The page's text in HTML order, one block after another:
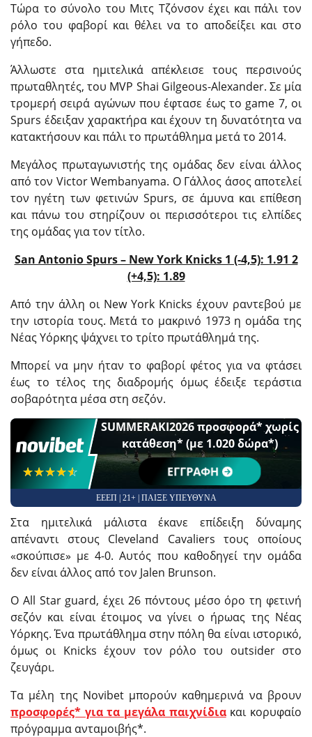
Τώρα το σύνολο του Μιτς Τζόνσον έχει και πάλι τον
ρόλο του φαβορί και θέλει να το αποδείξει και στο
γήπεδο.
Άλλωστε στα ημιτελικά απέκλεισε τους περσινούς
πρωταθλητές, του MVP Shai Gilgeous-Alexander. Σε μία
τρομερή σειρά αγώνων που έφτασε έως το game 7, οι
Spurs έδειξαν χαρακτήρα και έχουν τη δυνατότητα να
κατακτήσουν και πάλι το πρωτάθλημα μετά το 2014.
Μεγάλος πρωταγωνιστής της ομάδας δεν είναι άλλος
από τον Victor Wembanyama. Ο Γάλλος άσος αποτελεί
τον ηγέτη των φετινών Spurs, σε άμυνα και επίθεση
και πάνω του στηρίζουν οι περισσότεροι τις ελπίδες
της ομάδας για τον τίτλο.
San Antonio Spurs – New York Knicks 1 (-4,5): 1.91 2
(+4,5): 1.89
Από την άλλη οι New York Knicks έχουν ραντεβού με
την ιστορία τους. Μετά το μακρινό 1973 η ομάδα της
Νέας Υόρκης ψάχνει το τρίτο πρωτάθλημά της.
Μπορεί να μην ήταν το φαβορί φέτος για να φτάσει
έως το τέλος της διαδρομής όμως έδειξε τεράστια
σοβαρότητα μέσα στη σεζόν.
☆☆☆☆☆
★★★★★
SUMMERAKI2026 προσφορά* χωρίς
κατάθεση* (με 1.020 δώρα*)
ΕΓΓΡΑΦΗ
ΕΕΕΠ | 21+ | ΠΑΙΞΕ ΥΠΕΥΘΥΝΑ
Στα ημιτελικά μάλιστα έκανε επίδειξη δύναμης
απέναντι στους Cleveland Cavaliers τους οποίους
«σκούπισε» με 4-0. Αυτός που καθοδηγεί την ομάδα
δεν είναι άλλος από τον Jalen Brunson.
Ο All Star guard, έχει 26 πόντους μέσο όρο τη φετινή
σεζόν και είναι έτοιμος να γίνει ο ήρωας της Νέας
Υόρκης. Ένα πρωτάθλημα στην πόλη θα είναι ιστορικό,
όμως οι Knicks έχουν τον ρόλο του outsider στο
ζευγάρι.
Τα μέλη της Novibet μπορούν καθημερινά να βρουν
προσφορές* για τα μεγάλα παιχνίδιακαι κορυφαίο
πρόγραμμα ανταμοιβής*.